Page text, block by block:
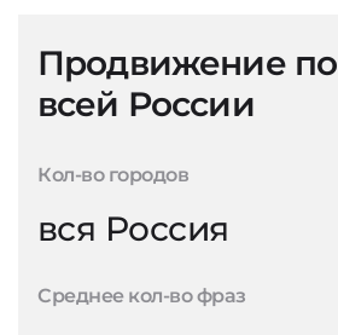
Продвижение по
всей России
Кол-во городов
вся Россия
Среднее кол-во фраз